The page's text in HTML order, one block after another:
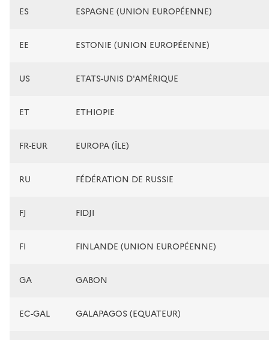
ES ESPAGNE (UNION EUROPÉENNE)
EE ESTONIE (UNION EUROPÉENNE)
US ETATS-UNIS D'AMÉRIQUE
ET ETHIOPIE
FR-EUR EUROPA (ÎLE)
RU FÉDÉRATION DE RUSSIE
FJ FIDJI
FI FINLANDE (UNION EUROPÉENNE)
GA GABON
EC-GAL GALAPAGOS (EQUATEUR)